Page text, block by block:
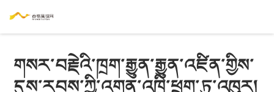
གསར་བརྗེའི་ཁྲག་རྒྱུན་རྒྱུན་འཛིན་གྱིས་
དུས་རབས་ཀྱི་འགན་འཁྲི་ཕྲག་ཏུ་འཁུར།